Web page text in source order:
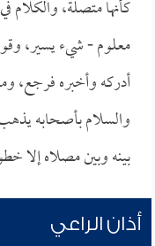
كأنها متصلة،
معلوم - شيء يسير،
أدركه وأخبره فرجع،
والسلام بأصحابه
بينه وبين مصلاه إلا
أذان الراعي